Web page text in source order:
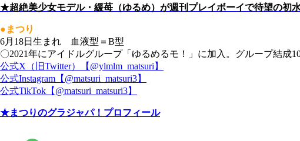
★超絶美少女モデル・緩苺（ゆるめ）が週刊プレイボーイで待望の初
●まつり
6月18日生まれ 血液型＝B型
〇2021年にアイドルグループ「ゆるめるモ！」に加入。グループ結成
公式X（旧Twitter）【@ylmlm_matsuri】
公式Instagram【@matsuri_matsuri3】
公式TikTok【@matsuri_matsuri3】
★まつりのグラジャパ！プロフィール